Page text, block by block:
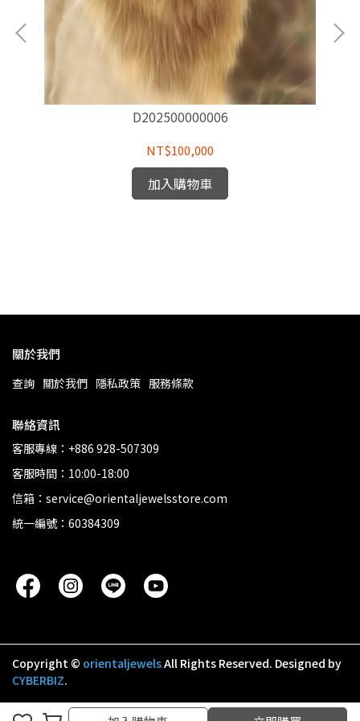
加入購物車
D202500000006
NT$100,000
加入購物車
關於我們
查詢 關於我們 隱私政策 服務條款
聯絡資訊
客服專線：+886 928-507309
客服時間：10:00-18:00
信箱：service@orientaljewelsstore.com
統一編號：60384309
Copyright © orientaljewelsAll Rights Reserved. Designed by
CYBERBIZ.